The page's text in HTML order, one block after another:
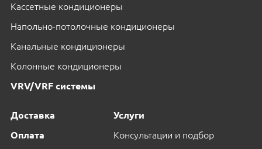
Кассетные кондиционеры
Напольно-потолочные кондиционеры
Канальные кондиционеры
Колонные кондиционеры
VRV/VRF системы
Доставка
Оплата
Услуги
Консультации и подбор